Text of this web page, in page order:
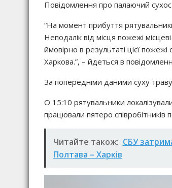
Повідомлення про палаючий
“На момент прибуття
Неподалік від місця пожежі
ймовірно в результаті цієї пожежі
Харкова.”, – йдеться в
За попередніми даними суху
О 15:10 рятувальники локалізували
працювали пятеро
Читайте також: СБУ
Полтава – Харків